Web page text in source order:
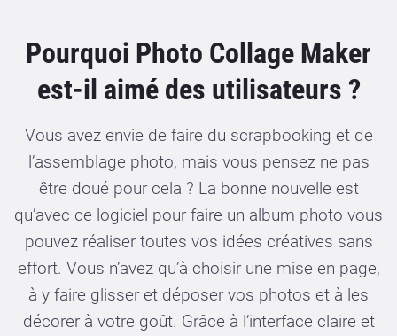
Pourquoi Photo Collage Maker
est-il aimé des utilisateurs ?
Vous avez envie de faire du scrapbooking et de
l’assemblage photo, mais vous pensez ne pas
être doué pour cela ? La bonne nouvelle est
qu’avec ce logiciel pour faire un album photo vous
pouvez réaliser toutes vos idées créatives sans
effort. Vous n’avez qu’à choisir une mise en page,
à y faire glisser et déposer vos photos et à les
décorer à votre goût. Grâce à l’interface claire et